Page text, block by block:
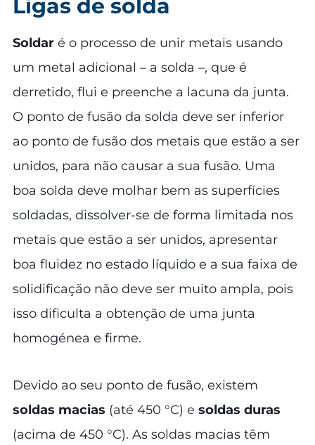
Ligas de solda
Soldar é o processo de unir metais usando
um metal adicional – a solda –, que é
derretido, flui e preenche a lacuna da junta.
O ponto de fusão da solda deve ser inferior
ao ponto de fusão dos metais que estão a ser
unidos, para não causar a sua fusão. Uma
boa solda deve molhar bem as superfícies
soldadas, dissolver-se de forma limitada nos
metais que estão a ser unidos, apresentar
boa fluidez no estado líquido e a sua faixa de
solidificação não deve ser muito ampla, pois
isso dificulta a obtenção de uma junta
homogénea e firme.
Devido ao seu ponto de fusão, existem
soldas macias (até 450 °C) e soldas duras
(acima de 450 °C). As soldas macias têm